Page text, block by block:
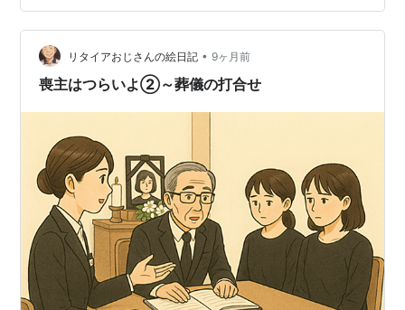
す。これらはすべて「言語」という仕組みを利用してい
ます。では、言語における「文字」とは何でしょうか？
文字はどのようにして、いつ誕生したのでしょうか？ こ
の問いの背景には、国家の形成、交易の発展…
リタイアおじさんの絵日記 • 9ヶ月前
喪主はつらいよ②～葬儀の打合せ